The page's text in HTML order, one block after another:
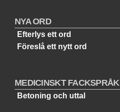
NYA ORD
Efterlys ett ord
Föreslå ett nytt ord
MEDICINSKT FACKSPRÅK
Betoning och uttal